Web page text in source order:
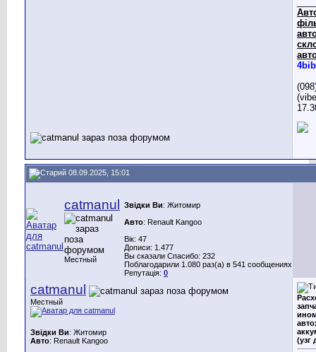
08.09.2025, 15:01
catmanul
Местный
Звідки Ви: Житомир
Авто: Renault Kangoo
Вік: 47
Дописи: 1.477
Вы сказали Спасибо: 232
Поблагодарили 1.080 раз(а) в 541 сообщениях
Репутація: 0
catmanul
Местный
Звідки Ви: Житомир
Авто: Renault Kangoo
(узг